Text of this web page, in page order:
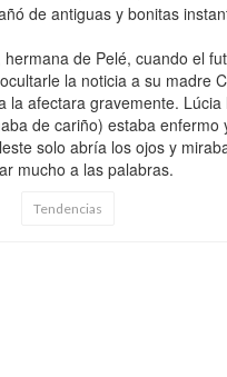
de antiguas y bonitas
de Pelé, cuando el
la noticia a su madre
la afectara gravemente.
de cariño) estaba enfermo
solo abría los ojos y
mucho a las palabras.
Tendencias